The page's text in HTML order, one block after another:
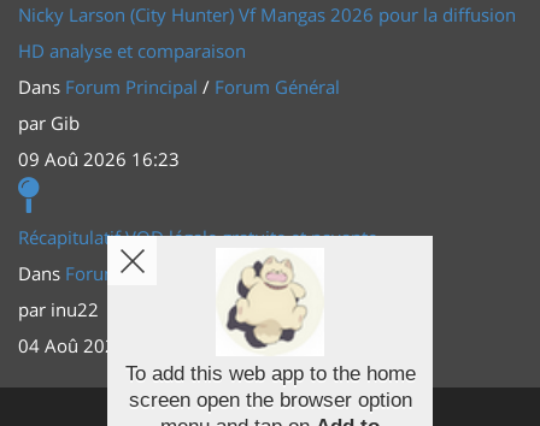
Nicky Larson (City Hunter) Vf Mangas 2026 pour la diffusion
HD analyse et comparaison
Dans Forum Principal / Forum Général
par Gib
09 Aoû 2026 16:23
Récapitulatif VOD légale gratuite et payante
Dans Forum Principal
Actus (TV, vidéo, web)
par inu22
04 Aoû 2026 20:30
Facebook
To add this web app to the home
screen open the browser option